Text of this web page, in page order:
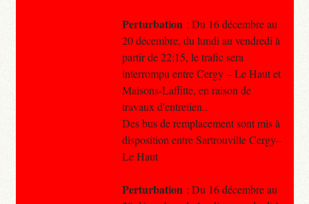
Perturbation : Du 16 décembre au
20 décembre, du lundi au vendredi à
partir de 22:15, le trafic sera
interrompu entre Cergy – Le Haut et
Maisons-Laffitte, en raison de
travaux d'entretien..
Des bus de remplacement sont mis à
disposition entre Sartrouville Cergy–
Le Haut
Perturbation : Du 16 décembre au